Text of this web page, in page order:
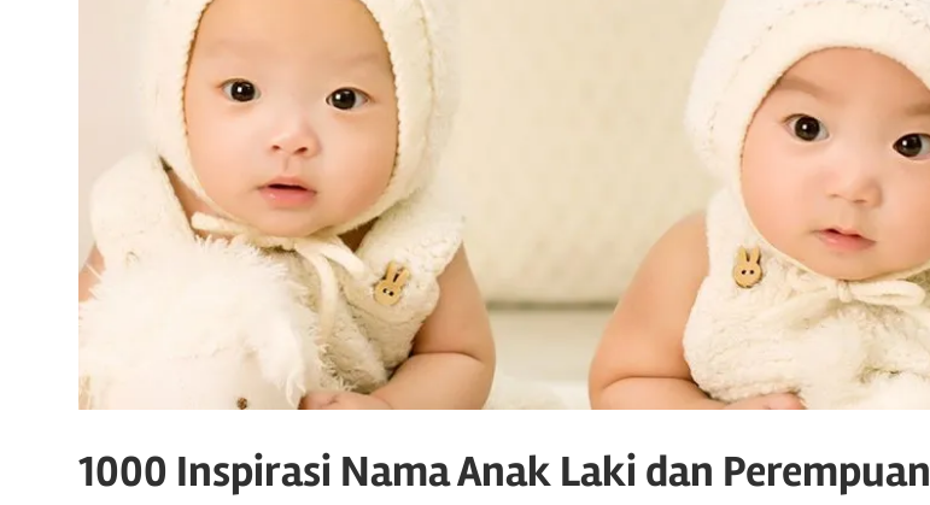
1000 Inspirasi Nama Anak Laki dan Perempuan